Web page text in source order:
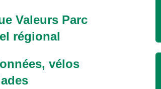
Valeurs Parc
régional
vélos